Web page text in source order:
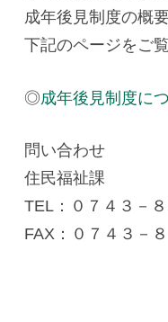
成年後見制度の概
下記のページをご
◎成年後見制度に
問い合わせ
住民福祉課
TEL：０７４３－
FAX：０７４３－